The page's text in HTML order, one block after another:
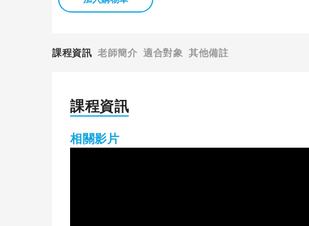
課程資訊 老師簡介 適合對象 其他備註
課程資訊
相關影片